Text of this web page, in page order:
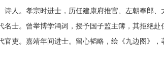
。孝宗时进士，历任建康府推官、左朝奉郎、
。曾举博学鸿词，授予国子监主簿，其拒绝赴
。嘉靖年间进士。留心韬略，绘《九边图》，